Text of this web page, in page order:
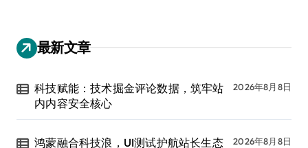
最新文章
科技赋能：技术掘金评论数据，筑牢站
内内容安全核心
2026年8月8日
鸿蒙融合科技浪，UI测试护航站长生态
2026年8月8日